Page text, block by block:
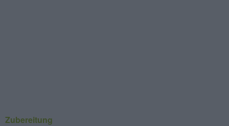
Zubereitung